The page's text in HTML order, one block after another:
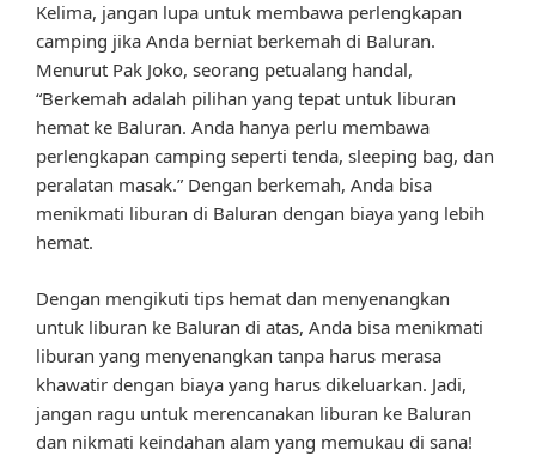
Kelima, jangan lupa untuk membawa perlengkapan
camping jika Anda berniat berkemah di Baluran.
Menurut Pak Joko, seorang petualang handal,
“Berkemah adalah pilihan yang tepat untuk liburan
hemat ke Baluran. Anda hanya perlu membawa
perlengkapan camping seperti tenda, sleeping bag, dan
peralatan masak.” Dengan berkemah, Anda bisa
menikmati liburan di Baluran dengan biaya yang lebih
hemat.
Dengan mengikuti tips hemat dan menyenangkan
untuk liburan ke Baluran di atas, Anda bisa menikmati
liburan yang menyenangkan tanpa harus merasa
khawatir dengan biaya yang harus dikeluarkan. Jadi,
jangan ragu untuk merencanakan liburan ke Baluran
dan nikmati keindahan alam yang memukau di sana!